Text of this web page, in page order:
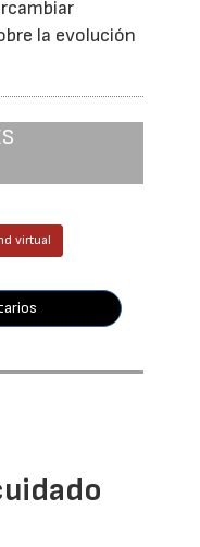
la evolución
virtual